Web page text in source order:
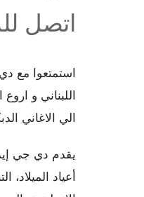
اتصل
استمتعوا مع
اللبناني و
الي الاغاني
يقدم دي جي
أعياد